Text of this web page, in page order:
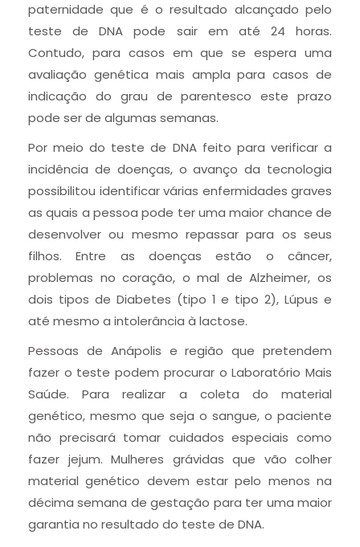
paternidade que é o resultado alcançado pelo
teste de DNA pode sair em até 24 horas.
Contudo, para casos em que se espera uma
avaliação genética mais ampla para casos de
indicação do grau de parentesco este prazo
pode ser de algumas semanas.
Por meio do teste de DNA feito para verificar a
incidência de doenças, o avanço da tecnologia
possibilitou identificar várias enfermidades graves
as quais a pessoa pode ter uma maior chance de
desenvolver ou mesmo repassar para os seus
filhos. Entre as doenças estão o câncer,
problemas no coração, o mal de Alzheimer, os
dois tipos de Diabetes (tipo 1 e tipo 2), Lúpus e
até mesmo a intolerância à lactose.
Pessoas de Anápolis e região que pretendem
fazer o teste podem procurar o Laboratório Mais
Saúde. Para realizar a coleta do material
genético, mesmo que seja o sangue, o paciente
não precisará tomar cuidados especiais como
fazer jejum. Mulheres grávidas que vão colher
material genético devem estar pelo menos na
décima semana de gestação para ter uma maior
garantia no resultado do teste de DNA.